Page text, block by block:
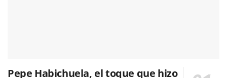
Pepe Habichuela, el toque que hizo